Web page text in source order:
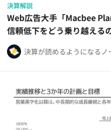
決算解説
Web広告大手「Macbee
信頼低下をどう乗り越える
決算が読めるようになるノ